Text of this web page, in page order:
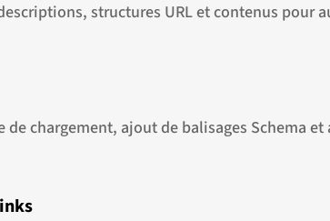
structures URL et contenus pour
de chargement, ajout de balisages Schema